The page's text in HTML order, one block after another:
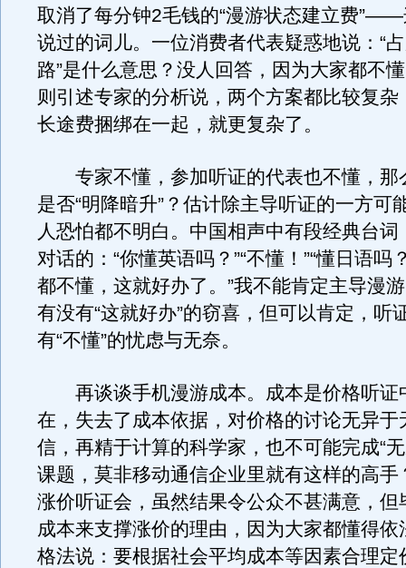
取消了每分钟2毛钱的“漫游状态建立费
说过的词儿。一位消费者代表疑惑地说：“
路”是什么意思？没人回答，因为大家都不
则引述专家的分析说，两个方案都比较复杂
长途费捆绑在一起，就更复杂了。
专家不懂，参加听证的代表也不懂，那
是否“明降暗升”？估计除主导听证的一方可
人恐怕都不明白。中国相声中有段经典台词
对话的：“你懂英语吗？”“不懂！”“懂日语吗
都不懂，这就好办了。”我不能肯定主导漫
有没有“这就好办”的窃喜，但可以肯定，听
有“不懂”的忧虑与无奈。
再谈谈手机漫游成本。成本是价格听证
在，失去了成本依据，对价格的讨论无异于
信，再精于计算的科学家，也不可能完成“
课题，莫非移动通信企业里就有这样的高手
涨价听证会，虽然结果令公众不甚满意，但
成本来支撑涨价的理由，因为大家都懂得
格法说：要根据社会平均成本等因素合理定